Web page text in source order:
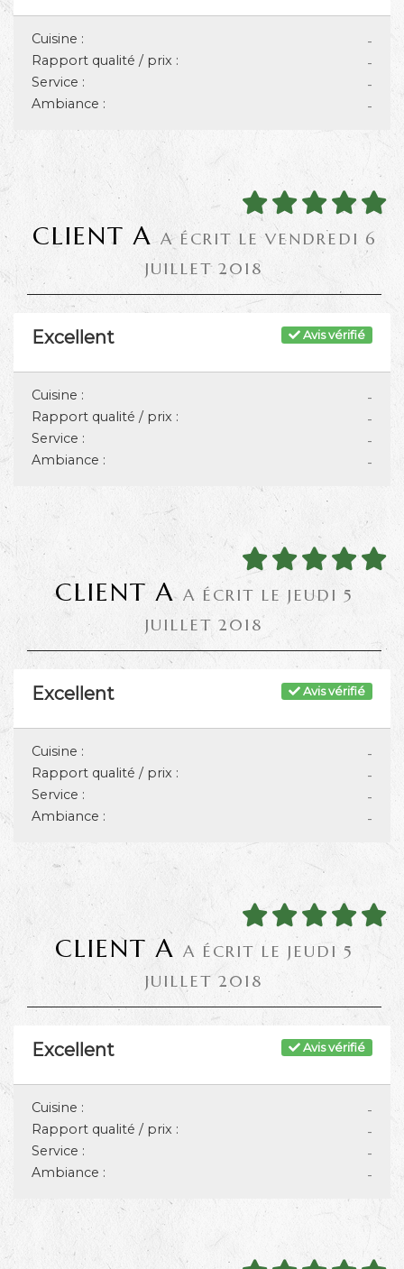
-
Cuisine :
-
Rapport qualité / prix :
-
Service :
-
Ambiance :
CLIENT A A ÉCRIT LE VENDREDI 6
JUILLET 2018
Avis vérifié
Excellent
-
Cuisine :
-
Rapport qualité / prix :
-
Service :
-
Ambiance :
CLIENT A A ÉCRIT LE JEUDI 5
JUILLET 2018
Avis vérifié
Excellent
-
Cuisine :
-
Rapport qualité / prix :
-
Service :
-
Ambiance :
CLIENT A A ÉCRIT LE JEUDI 5
JUILLET 2018
Avis vérifié
Excellent
-
Cuisine :
-
Rapport qualité / prix :
-
Service :
-
Ambiance :